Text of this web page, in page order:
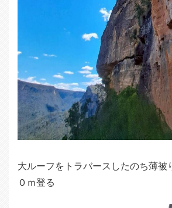
大ルーフをトラバースしたのち薄被
０ｍ登る